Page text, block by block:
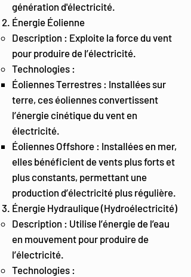
génération d'électricité.
Énergie Éolienne
Description : Exploite la force du vent
pour produire de l’électricité.
Technologies :
Éoliennes Terrestres : Installées sur
terre, ces éoliennes convertissent
l’énergie cinétique du vent en
électricité.
Éoliennes Offshore : Installées en mer,
elles bénéficient de vents plus forts et
plus constants, permettant une
production d’électricité plus régulière.
Énergie Hydraulique (Hydroélectricité)
Description : Utilise l’énergie de l’eau
en mouvement pour produire de
l’électricité.
Technologies :